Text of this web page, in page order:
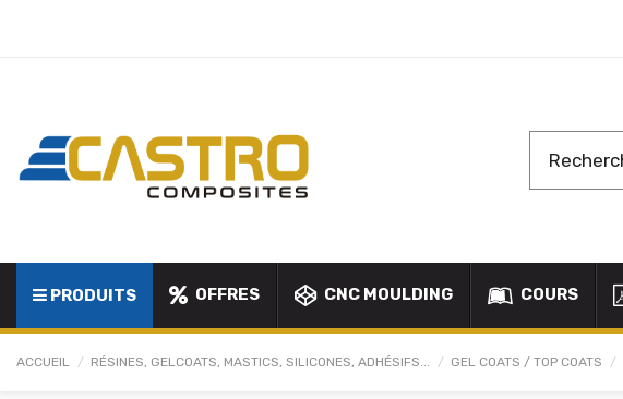
PRODUITS OFFRES CNC MOULDING COURS
ACCUEIL RÉSINES, GELCOATS, MASTICS, SILICONES, ADHÉSIFS... GEL COATS / TOP COATS